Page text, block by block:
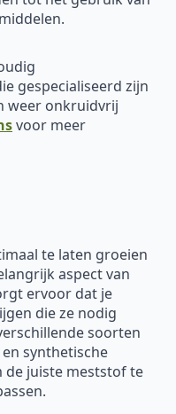
gespecialiseerd zijn
weer onkruidvrij
voor meer
te laten groeien
aspect van
ervoor dat je
die ze nodig
soorten
synthetische
de juiste meststof te